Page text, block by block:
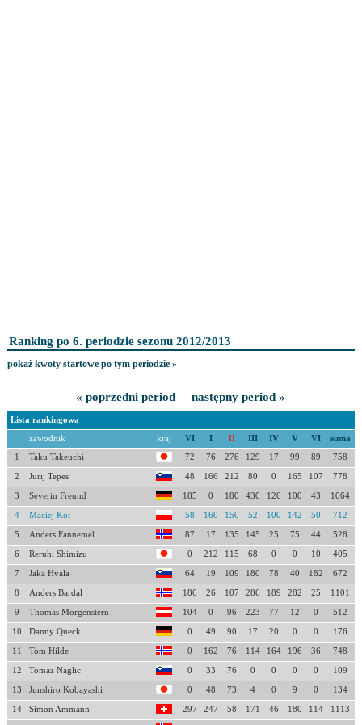
Ranking po 6. periodzie sezonu 2012/2013
pokaż kwoty startowe po tym periodzie »
« poprzedni period następny period »
Lista rankingowa
zawodnik kraj VI I II III IV V VI suma
1 Taku Takeuchi 72 76 276 129 17 99 89 758
2 Jurij Tepes 48 166 212 80 0 165 107 778
3 Severin Freund 185 0 180 430 126 100 43 1064
4 Maciej Kot 58 160 150 52 100 142 50 712
5 Anders Fannemel 87 17 135 145 25 75 44 528
6 Reruhi Shimizu 0 212 115 68 0 0 10 405
7 Jaka Hvala 64 19 109 180 78 40 182 672
8 Anders Bardal 186 26 107 286 189 282 25 1101
9 Thomas Morgenstern 104 0 96 223 77 12 0 512
10 Danny Queck 0 49 90 17 20 0 0 176
11 Tom Hilde 0 162 76 114 164 196 36 748
12 Tomaz Naglic 0 33 76 0 0 0 0 109
13 Junshiro Kobayashi 0 48 73 4 0 9 0 134
14 Simon Ammann 297 247 58 171 46 180 114 1113